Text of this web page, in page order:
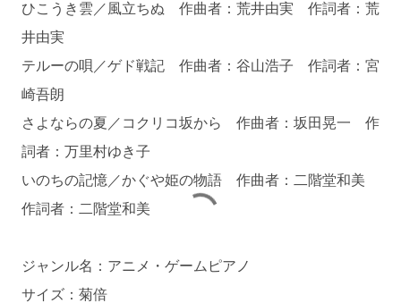
ひこうき雲／風立ちぬ 作曲者：荒井由実 作詞者：荒
井由実
テルーの唄／ゲド戦記 作曲者：谷山浩子 作詞者：宮
崎吾朗
さよならの夏／コクリコ坂から 作曲者：坂田晃一 作
詞者：万里村ゆき子
いのちの記憶／かぐや姫の物語 作曲者：二階堂和美
作詞者：二階堂和美
ジャンル名：アニメ・ゲームピアノ
サイズ：菊倍